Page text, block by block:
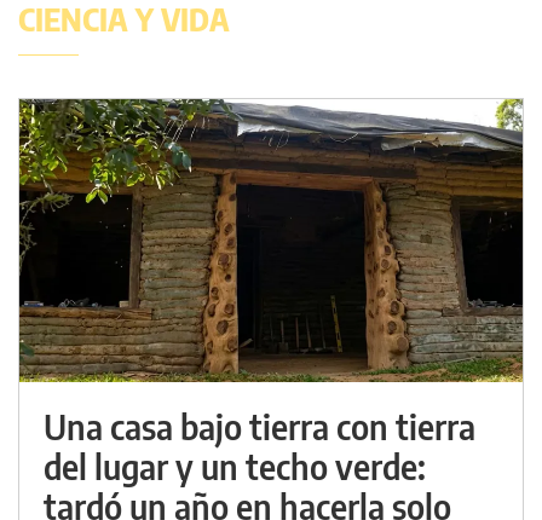
CIENCIA Y VIDA
Una casa bajo tierra con tierra
del lugar y un techo verde:
tardó un año en hacerla solo